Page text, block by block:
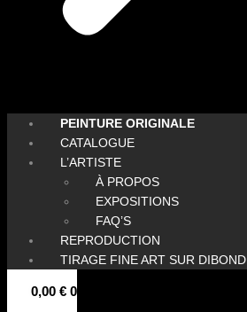
PEINTURE ORIGINALE
CATALOGUE
L’ARTISTE
À PROPOS
EXPOSITIONS
FAQ’S
REPRODUCTION
TIRAGE FINE ART SUR DIBOND
0,00 € 0